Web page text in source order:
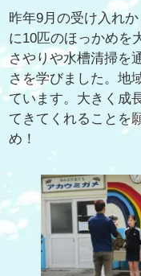
昨年9月の受け入れ
に10匹のほっかめを
さやりや水槽清掃を
さを学びました。地
ています。大きく成
てきてくれることを
め！